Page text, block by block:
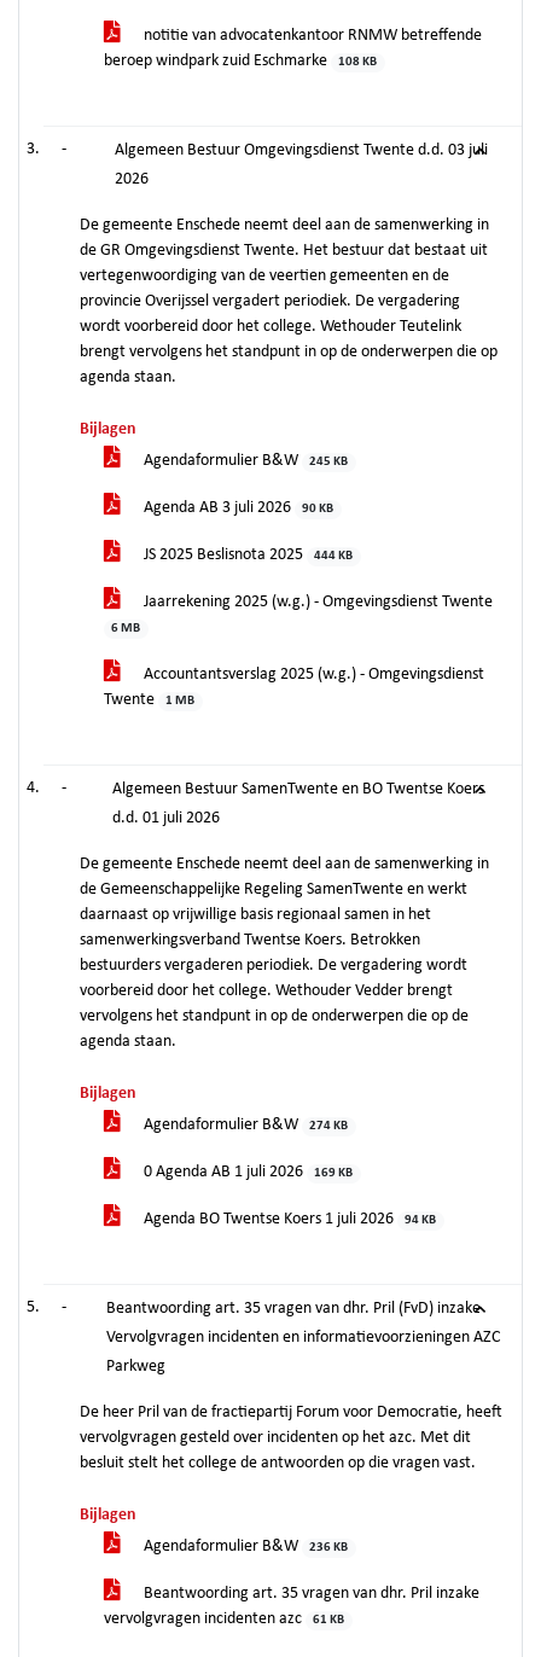
notitie van advocatenkantoor RNMW betreffende
beroep windpark zuid Eschmarke
108 KB
-
Algemeen Bestuur Omgevingsdienst Twente d.d. 03 juli
2026
De gemeente Enschede neemt deel aan de samenwerking in
de GR Omgevingsdienst Twente. Het bestuur dat bestaat uit
vertegenwoordiging van de veertien gemeenten en de
provincie Overijssel vergadert periodiek. De vergadering
wordt voorbereid door het college. Wethouder Teutelink
brengt vervolgens het standpunt in op de onderwerpen die op
agenda staan.
Bijlagen
Agendaformulier B&W
245 KB
Agenda AB 3 juli 2026 90 KB
JS 2025 Beslisnota 2025 444 KB
Jaarrekening 2025 (w.g.) - Omgevingsdienst Twente
6 MB
Accountantsverslag 2025 (w.g.) - Omgevingsdienst
Twente
1 MB
-
Algemeen Bestuur SamenTwente en BO Twentse Koers
d.d. 01 juli 2026
De gemeente Enschede neemt deel aan de samenwerking in
de Gemeenschappelijke Regeling SamenTwente en werkt
daarnaast op vrijwillige basis regionaal samen in het
samenwerkingsverband Twentse Koers. Betrokken
bestuurders vergaderen periodiek. De vergadering wordt
voorbereid door het college. Wethouder Vedder brengt
vervolgens het standpunt in op de onderwerpen die op de
agenda staan.
Bijlagen
Agendaformulier B&W
274 KB
0 Agenda AB 1 juli 2026 169 KB
Agenda BO Twentse Koers 1 juli 2026 94 KB
-
Beantwoording art. 35 vragen van dhr. Pril (FvD) inzake
Vervolgvragen incidenten en informatievoorzieningen AZC
Parkweg
De heer Pril van de fractiepartij Forum voor Democratie, heeft
vervolgvragen gesteld over incidenten op het azc. Met dit
besluit stelt het college de antwoorden op die vragen vast.
Bijlagen
Agendaformulier B&W
236 KB
Beantwoording art. 35 vragen van dhr. Pril inzake
vervolgvragen incidenten azc
61 KB